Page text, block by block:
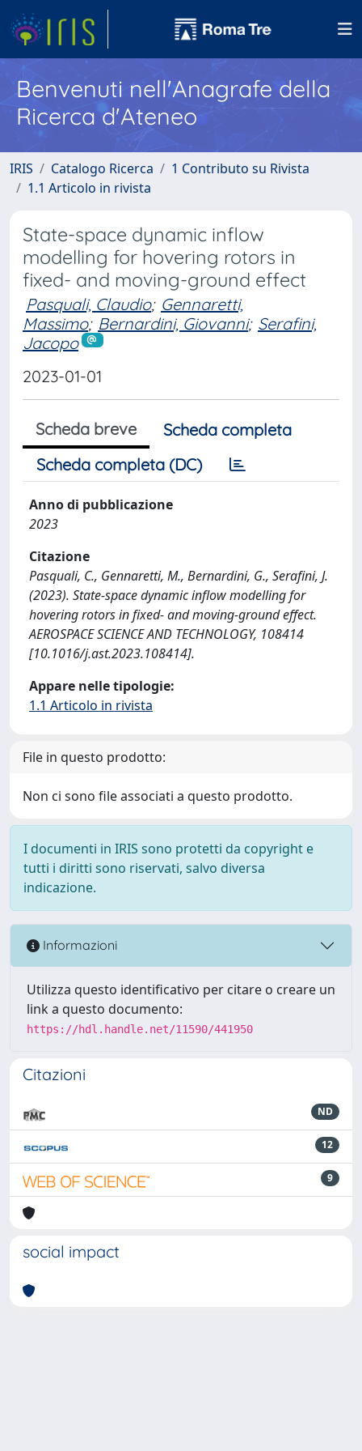
Benvenuti nell'Anagrafe della
Ricerca d'Ateneo
IRIS Catalogo Ricerca
1 Contributo su Rivista
1.1 Articolo in rivista
State-space dynamic inflow
modelling for hovering rotors in
fixed- and moving-ground effect
Pasquali, Claudio; Gennaretti,
Massimo; Bernardini, Giovanni; Serafini,
Jacopo
2023-01-01
Scheda breve
Scheda completa
Scheda completa (DC)
Anno di pubblicazione
2023
Citazione
Pasquali, C., Gennaretti, M., Bernardini, G., Serafini, J.
(2023). State-space dynamic inflow modelling for
hovering rotors in fixed- and moving-ground effect.
AEROSPACE SCIENCE AND TECHNOLOGY, 108414
[10.1016/j.ast.2023.108414].
Appare nelle tipologie:
1.1 Articolo in rivista
File in questo prodotto:
Non ci sono file associati a questo prodotto.
I documenti in IRIS sono protetti da copyright e
tutti i diritti sono riservati, salvo diversa
indicazione.
Informazioni
Utilizza questo identificativo per citare o creare un
link a questo documento:
https://hdl.handle.net/11590/441950
Citazioni
ND
12
9
social impact